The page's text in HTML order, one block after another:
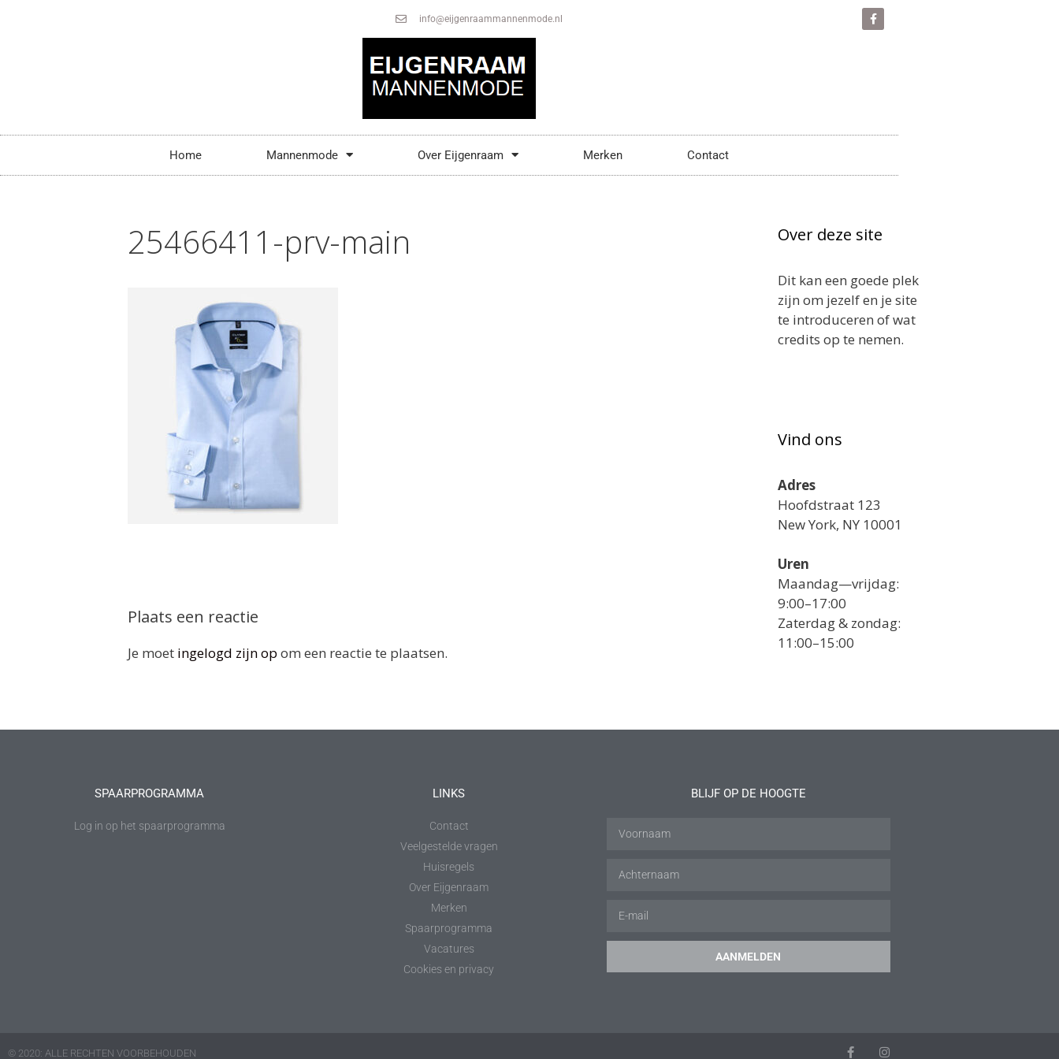
info@eijgenraammannenmode.nl
Home Mannenmode Over Eijgenraam Merken Contact
25466411-prv-main
Plaats een reactie
Je moet ingelogd zijn op om een reactie te plaatsen.
Over deze site
Dit kan een goede plek
zijn om jezelf en je site
te introduceren of wat
credits op te nemen.
Vind ons
Adres
Hoofdstraat 123
New York, NY 10001
Uren
Maandag—vrijdag:
9:00–17:00
Zaterdag & zondag:
11:00–15:00
SPAARPROGRAMMA
Log in op het spaarprogramma
LINKS
Contact
Veelgestelde vragen
Huisregels
Over Eijgenraam
Merken
Spaarprogramma
Vacatures
Cookies en privacy
BLIJF OP DE HOOGTE
AANMELDEN
© 2020: ALLE RECHTEN VOORBEHOUDEN